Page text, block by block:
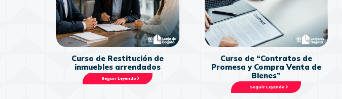
Curso de Restitución de
inmuebles arrendados
Seguir Leyendo
Curso de “Contratos de
Promesa y Compra Venta de
Bienes”
Seguir Leyendo